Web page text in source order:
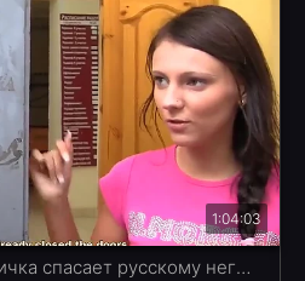
1:04:03
Молоденькая медсестричка спасает русскому негритосику жизнь